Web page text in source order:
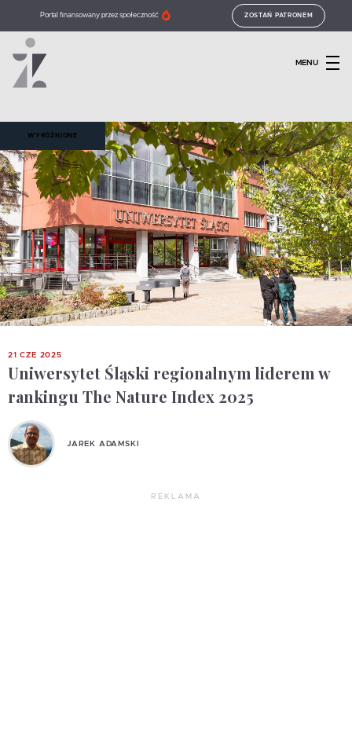
Portal finansowany przez społeczność ZOSTAŃ PATRONEM
MENU
WYRÓŻNIONE
21 CZE 2025
Uniwersytet Śląski regionalnym liderem w
rankingu The Nature Index 2025
JAREK ADAMSKI
REKLAMA